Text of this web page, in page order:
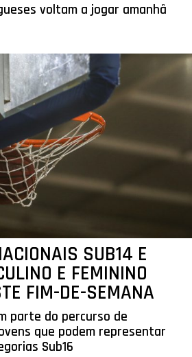
voltam a jogar amanhã
SUB14 E
E FEMININO
FIM-DE-SEMANA
parte do percurso de
que podem representar
Sub16